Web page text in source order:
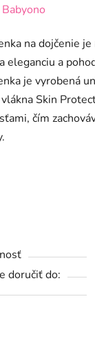
Babyono
na dojčenie
eleganciu a
je vyrobená
Skin
čím
doručiť do: